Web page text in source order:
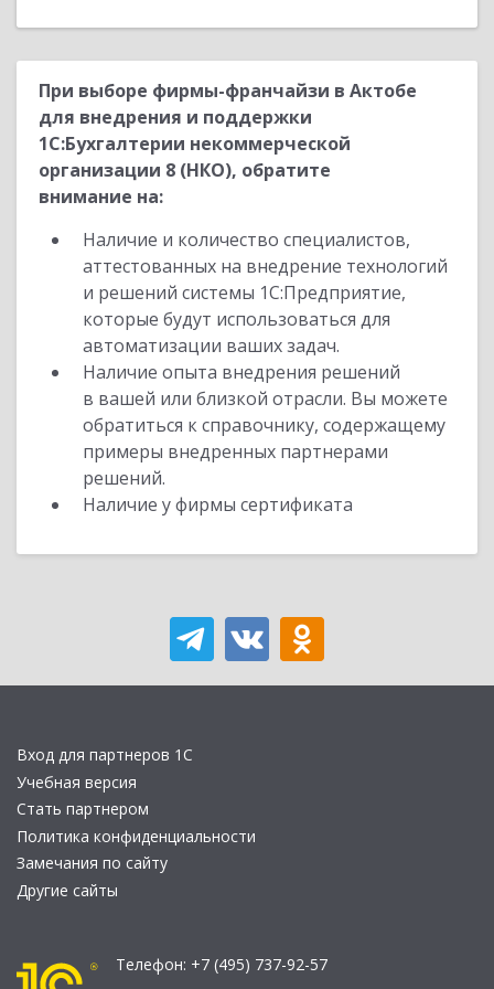
При выборе фирмы-франчайзи в Актобе
для внедрения и поддержки
1С:Бухгалтерии некоммерческой
организации 8 (НКО), обратите
внимание на:
Наличие и количество специалистов,
аттестованных на внедрение технологий
и решений системы 1С:Предприятие,
которые будут использоваться для
автоматизации ваших задач.
Наличие опыта внедрения решений
в вашей или близкой отрасли. Вы можете
обратиться к справочнику, содержащему
примеры внедренных партнерами
решений.
Наличие у фирмы сертификата
Вход для партнеров 1С
Учебная версия
Стать партнером
Политика конфиденциальности
Замечания по сайту
Другие сайты
Телефон: +7 (495) 737-92-57